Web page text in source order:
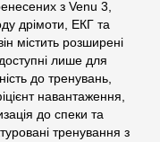
з Venu 3,
дрімоти, ЕКГ та
містить розширені
лише для
до тренувань,
навантаження,
до спеки та
тренування з